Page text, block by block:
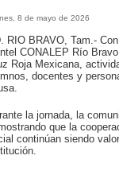
8 de mayo de 2026
RIO BRAVO, Tam.-
CONALEP Río
Roja Mexicana,
docentes y
la jornada, la
que la
continúan siendo